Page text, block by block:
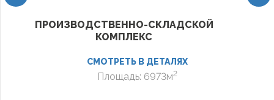
ПРОИЗВОДСТВЕННО-СКЛАДСКОЙ
КОМПЛЕКС
СМОТРЕТЬ В ДЕТАЛЯХ
Площадь: 6973м2